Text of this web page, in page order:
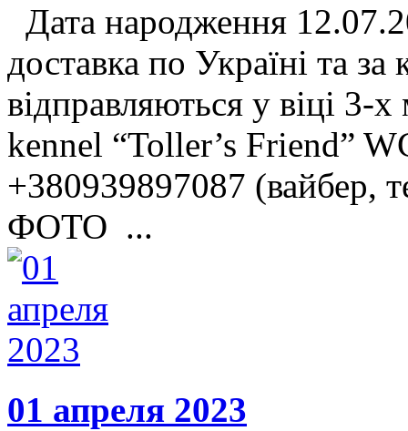
Дата народження
доставка по Україні та
відправляються у віці 3-
kennel “Toller’s Friend”
+380939897087 (вайбер,
ФОТО ...
01 апреля 2023